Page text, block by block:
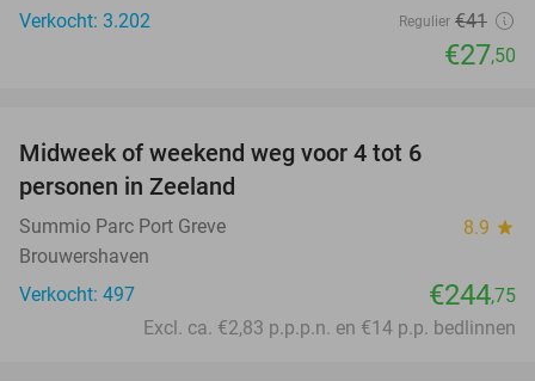
Verkocht: 3.202
Regulier €41
€27,50
Midweek of weekend weg voor 4 tot 6
personen in Zeeland
Summio Parc Port Greve 8.9 star
Brouwershaven
Verkocht: 497
€244,75
Excl. ca. €2,83 p.p.p.n. en €14 p.p. bedlinnen